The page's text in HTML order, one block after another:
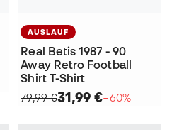
AUSLAUF
Real Betis 1987 - 90
Away Retro Football
Shirt T-Shirt
79,99 €31,99 €−60%